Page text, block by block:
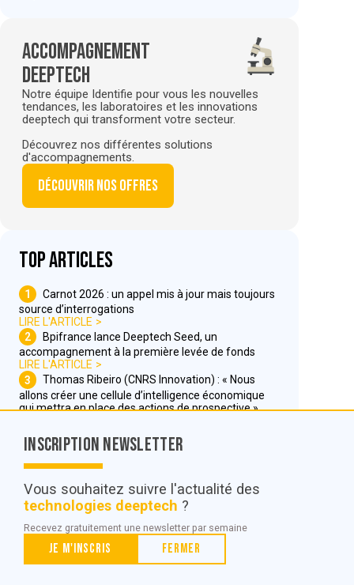
Accompagnement
deeptech
Notre équipe Identifie pour vous les nouvelles
tendances, les laboratoires et les innovations
deeptech qui transforment votre secteur.
Découvrez nos différentes solutions
d'accompagnements.
Découvrir nos offres
Top articles
1
Carnot 2026 : un appel mis à jour mais toujours
source d’interrogations
LIRE L'ARTICLE
2
Bpifrance lance Deeptech Seed, un
accompagnement à la première levée de fonds
LIRE L'ARTICLE
3
Thomas Ribeiro (CNRS Innovation) : « Nous
allons créer une cellule d’intelligence économique
qui mettra en place des actions de prospective »
© POC Media 2026
Tous droits réservés.
Qui sommes nous ?
Mentions légales
Inscription Newsletter
Vous souhaitez suivre l'actualité des
technologies deeptech ?
Recevez gratuitement une newsletter par semaine
Je m'inscris Fermer